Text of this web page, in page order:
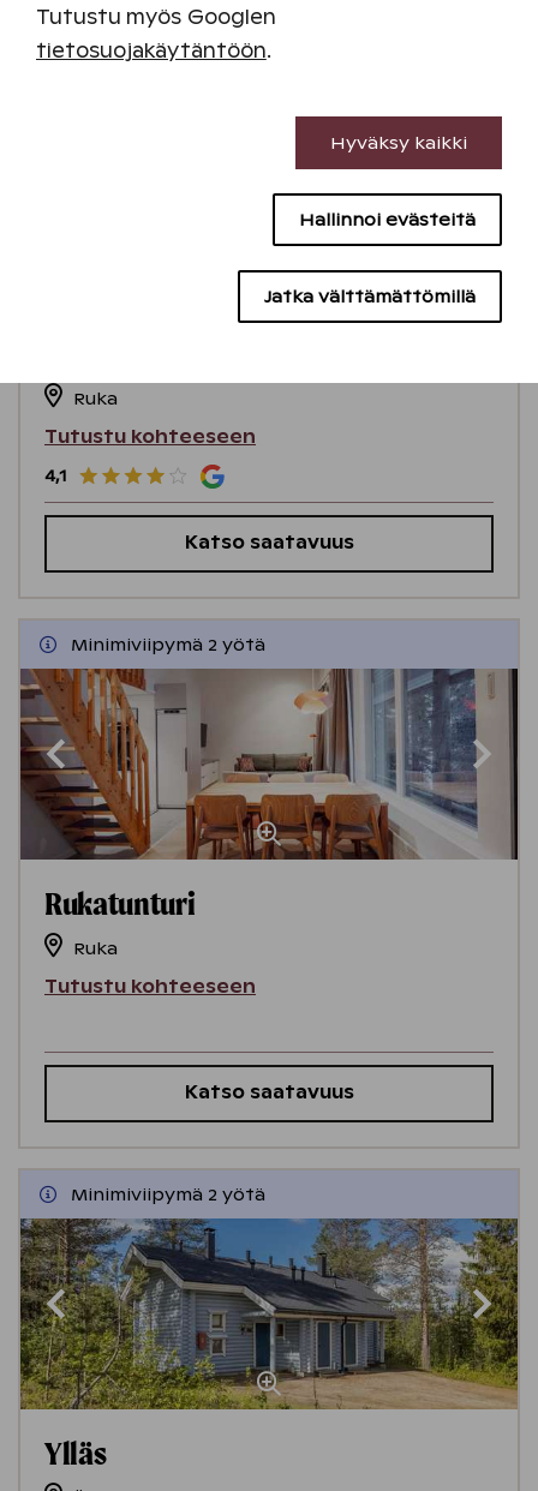
Ruka
Tutustu kohteeseen
4,1
Katso saatavuus
Minimiviipymä 2 yötä
Rukatunturi
Ruka
Tutustu kohteeseen
Katso saatavuus
Minimiviipymä 2 yötä
Ylläs
Tutustu myös Googlen
tietosuojakäytäntöön.
Suorituskyvyn evästeet
Sisällön kohdentamisen evästeet
Jatka välttämättömillä
Hallinnoi evästeitä
Hyväksy kaikki